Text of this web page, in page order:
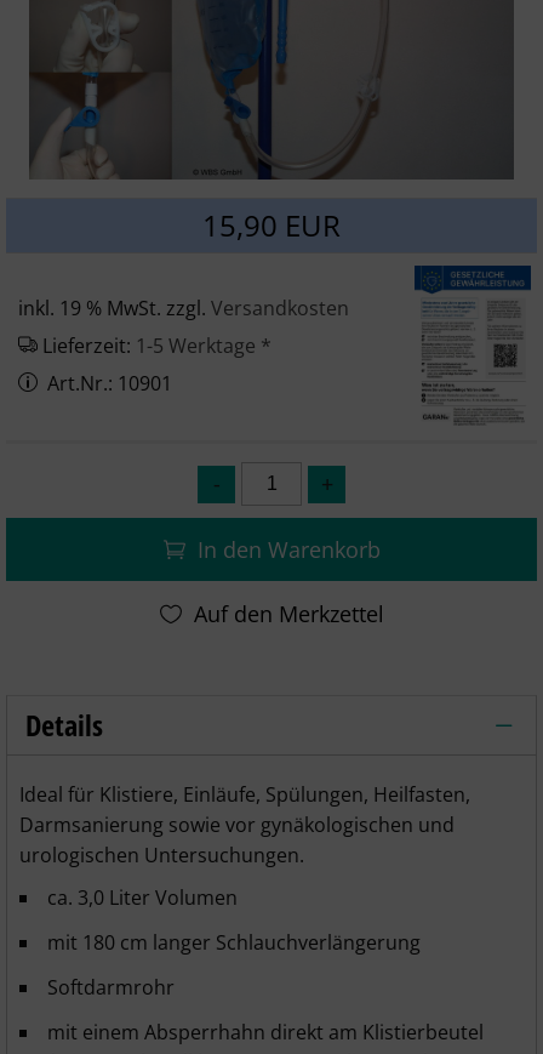
SONSTIGES
15,90 EUR
inkl. 19 % MwSt. zzgl. Versandkosten
Lieferzeit: 1-5 Werktage *
Art.Nr.: 10901
In den Warenkorb
Details
Klistierbeutel 3 Liter mit Darmrohr –
Ideal für Klistiere, Einläufe, Spülungen, Heilfasten,
Darmsanierung sowie vor gynäkologischen und
urologischen Untersuchungen.
ca. 3,0 Liter Volumen
mit 180 cm langer Schlauchverlängerung
Softdarmrohr
mit einem Absperrhahn direkt am Klistierbeutel